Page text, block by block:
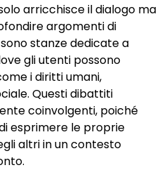
arricchisce il dialogo ma
argomenti di
stanze dedicate a
gli utenti possono
i diritti umani,
Questi dibattiti
coinvolgenti, poiché
esprimere le proprie
altri in un contesto